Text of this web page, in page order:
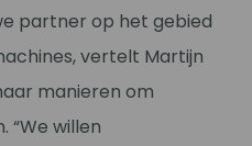
partner op het gebied
vertelt Martijn
manieren om
“We willen